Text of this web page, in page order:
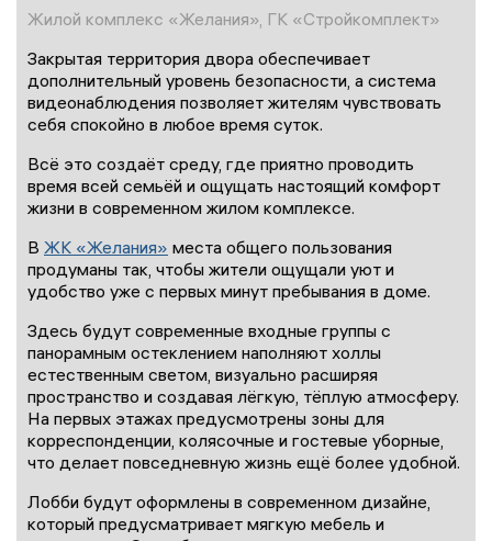
Жилой комплекс «Желания», ГК «Стройкомплект»
Закрытая территория двора обеспечивает
дополнительный уровень безопасности, а система
видеонаблюдения позволяет жителям чувствовать
себя спокойно в любое время суток.
Всё это создаёт среду, где приятно проводить
время всей семьёй и ощущать настоящий комфорт
жизни в современном жилом комплексе.
В ЖК «Желания» места общего пользования
продуманы так, чтобы жители ощущали уют и
удобство уже с первых минут пребывания в доме.
Здесь будут современные входные группы с
панорамным остеклением наполняют холлы
естественным светом, визуально расширяя
пространство и создавая лёгкую, тёплую атмосферу.
На первых этажах предусмотрены зоны для
корреспонденции, колясочные и гостевые уборные,
что делает повседневную жизнь ещё более удобной.
Лобби будут оформлены в современном дизайне,
который предусматривает мягкую мебель и